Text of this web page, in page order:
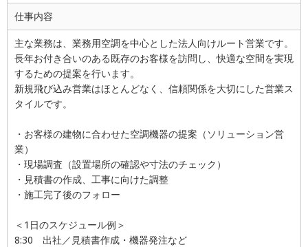
仕事内容
主な業務は、業務用空調を中心とした法人向けルート営業です。
長年お付き合いのある既存のお客様を訪問し、快適な空間を実現
するための提案を行います。
新規飛び込み営業はほとんどなく、信頼関係を大切にした営業ス
タイルです。
・お客様の建物に合わせた空調機器の提案（ソリューション営
業）
・現場調査（設置場所の確認や寸法のチェック）
・見積書の作成、工事に向けた調整
・施工完了後のフォロー
＜1日のスケジュール例＞
8:30 出社／見積書作成・機器発注など